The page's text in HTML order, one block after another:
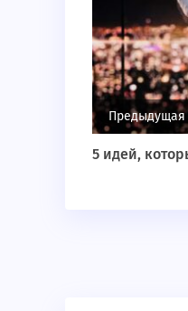
Предыдущая
5 идей,